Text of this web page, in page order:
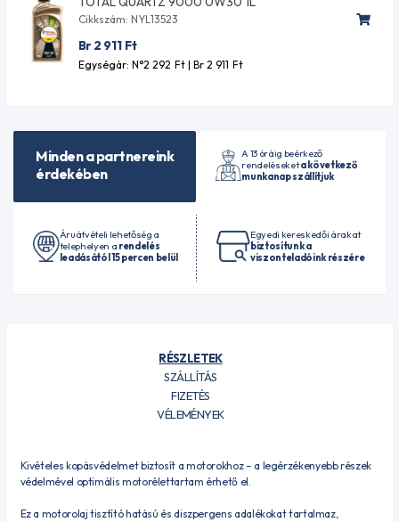
Cikkszám: NYL13523
Br 2 911 Ft
Egységár: N°2 292 Ft| Br 2 911 Ft
Minden a partnereink
érdekében
A 13 óráig beérkező
rendeléseketa következő
munkanap szállítjuk
Áruátvételi lehetőség a
telephelyen a rendelés
leadásától 15 percen belül
Egyedi kereskedői árakat
biztosítunk a
viszonteladóink részére
RÉSZLETEK
SZÁLLÍTÁS
FIZETÉS
VÉLEMÉNYEK
Kivételes kopásvédelmet biztosít a motorokhoz – a legérzékenyebb részek
védelmével optimális motorélettartam érhető el.
Ez a motorolaj tisztító hatású és diszpergens adalékokat tartalmaz,